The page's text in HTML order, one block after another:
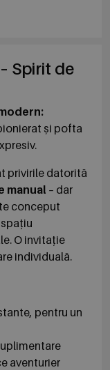
Spirit de
și pofta
privirile datorită
manual – dar
conceput
O invitație
individuală.
pentru un
aventurier